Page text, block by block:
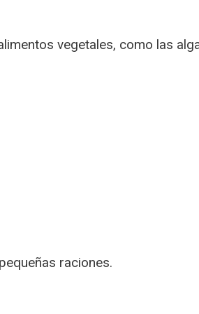
vegetales, como las
raciones.